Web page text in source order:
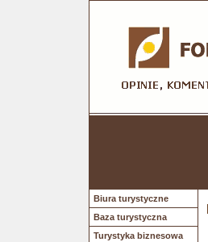
Biura turystyczne
Baza turystyczna
Turystyka biznesowa